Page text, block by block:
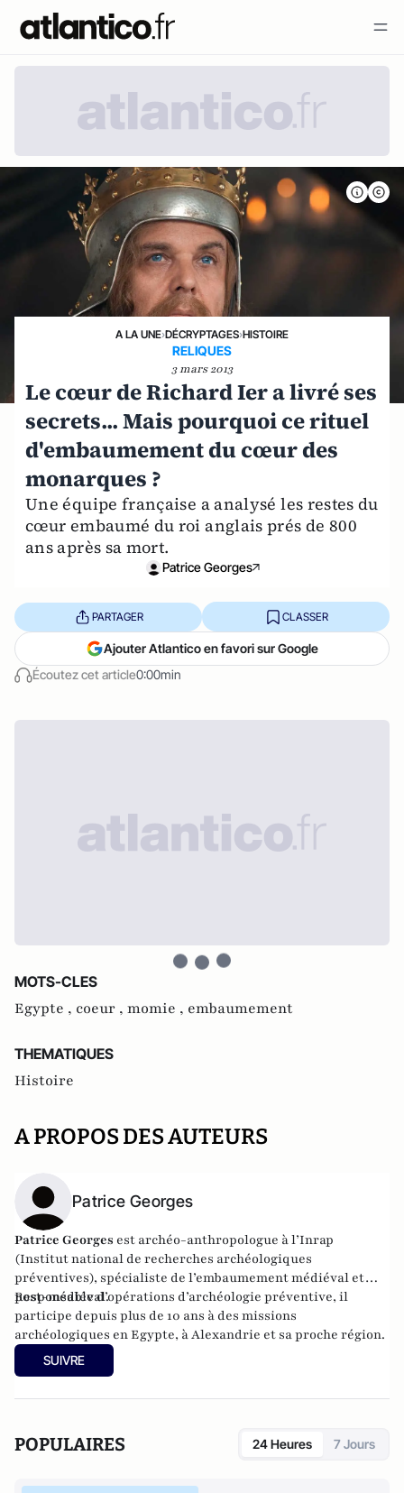
A LA UNE›DÉCRYPTAGES›HISTOIRE
RELIQUES
3 mars 2013
Le cœur de Richard Ier a livré ses
secrets... Mais pourquoi ce rituel
d'embaumement du cœur des
monarques ?
Une équipe française a analysé les restes du
cœur embaumé du roi anglais prés de 800
ans après sa mort.
Patrice Georges
Écoutez cet article0:00min
PARTAGER CLASSER
Ajouter Atlantico en favori sur Google
MOTS-CLES
Egypte , coeur , momie , embaumement
THEMATIQUES
Histoire
A PROPOS DES AUTEURS
Patrice Georges
Patrice Georges est archéo-anthropologue à l’Inrap
(Institut national de recherches archéologiques
préventives), spécialiste de l’embaumement médiéval et
post-médiéval.
Responsable d’opérations d’archéologie préventive, il
participe depuis plus de 10 ans à des missions
archéologiques en Egypte, à Alexandrie et sa proche région.
SUIVRE
POPULAIRES 24 Heures 7 Jours